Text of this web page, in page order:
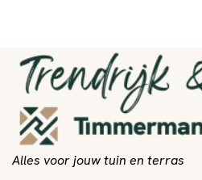
Alles voor jouw tuin en terras